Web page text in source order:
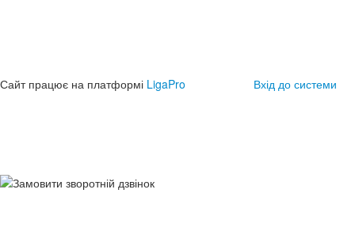
Сайт працює на платформі LigaPro Вхід до системи